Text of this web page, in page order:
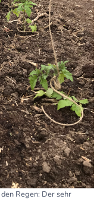
Regen: Der sehr